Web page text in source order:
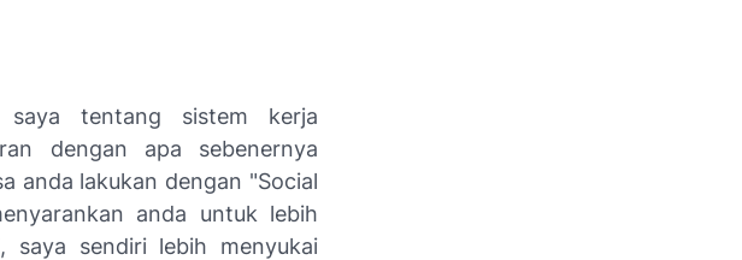
tentang sistem kerja
dengan apa sebenernya
anda lakukan dengan "Social
anda untuk lebih
saya sendiri lebih menyukai